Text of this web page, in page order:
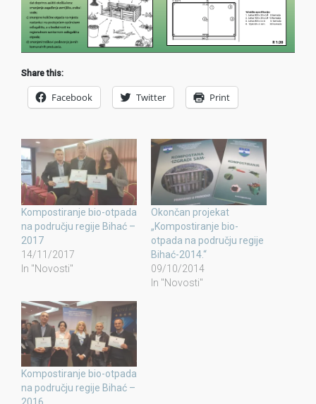
Share this:
Facebook Twitter Print
Kompostiranje bio-otpada
na području regije Bihać –
2017
14/11/2017
In "Novosti"
Okončan projekat
„Kompostiranje bio-
otpada na području regije
Bihać-2014.“
09/10/2014
In "Novosti"
Kompostiranje bio-otpada
na području regije Bihać –